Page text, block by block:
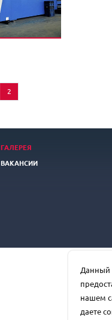
2
ГАЛЕРЕЯ
ВАКАНСИИ
Данный
нашем
даете